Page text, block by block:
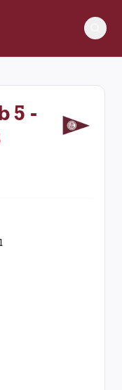
Club disputado el
5 -